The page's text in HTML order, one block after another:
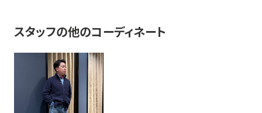
スタッフの他のコーディネート